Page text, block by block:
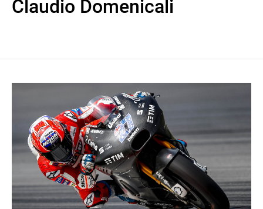
Claudio Domenicali